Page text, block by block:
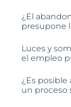
¿El
presupone
Luces y
el empleo
¿Es posible
un proceso